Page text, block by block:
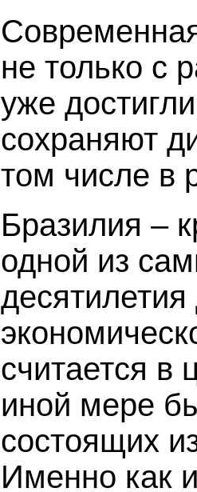
не только с
уже
сохраняют
том числе в
Бразилия –
одной из
считается
иной мере
состоящих
Именно как